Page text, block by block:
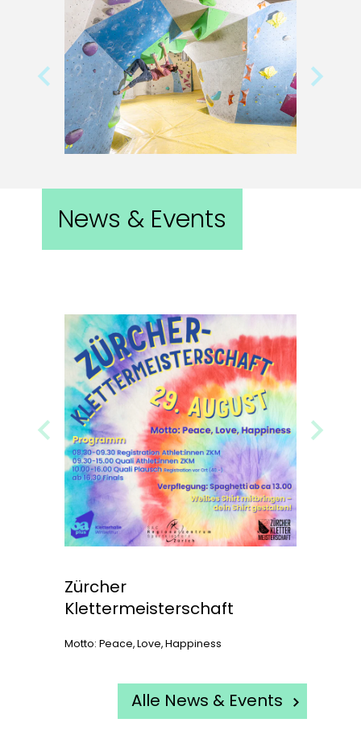
Previous Next
News & Events
Alle News & Events
Zürcher
Klettermeisterschaft
Motto: Peace, Love, Happiness
Previous Next